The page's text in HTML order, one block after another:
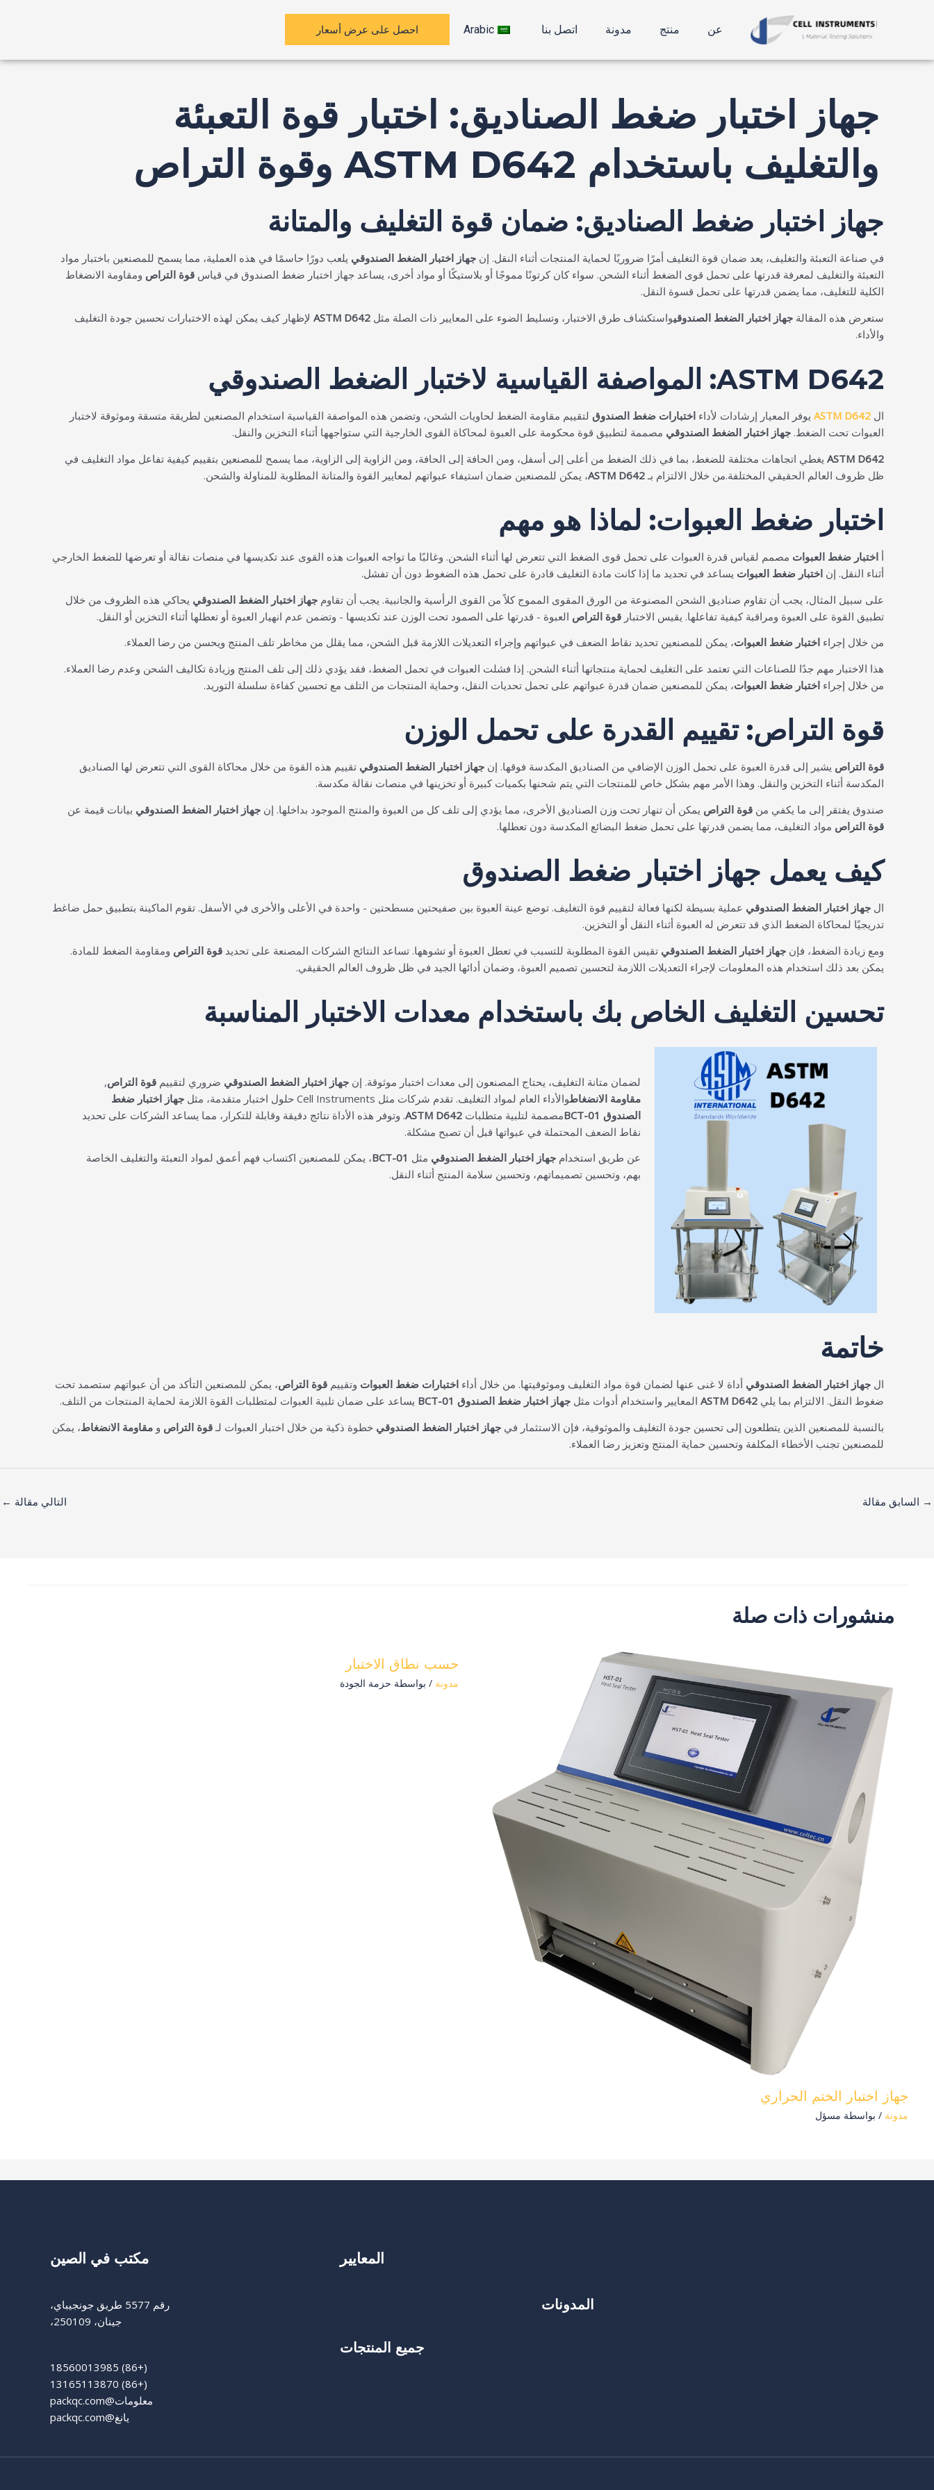
عن منتج مدونة اتصل بنا Arabic احصل على عرض أسعار
جهاز اختبار ضغط الصناديق: اختبار قوة التعبئة
والتغليف باستخدام ASTM D642 وقوة التراص
جهاز اختبار ضغط الصناديق: ضمان قوة التغليف والمتانة
في صناعة التعبئة والتغليف، يعد ضمان قوة التغليف أمرًا ضروريًا لحماية المنتجات أثناء النقل. إن جهاز اختبار الضغط الصندوقي يلعب دورًا حاسمًا في هذه العملية، مما يسمح للمصنعين باختبار مواد
التعبئة والتغليف لمعرفة قدرتها على تحمل قوى الضغط أثناء الشحن. سواء كان كرتونًا مموجًا أو بلاستيكًا أو مواد أخرى، يساعد جهاز اختبار ضغط الصندوق في قياس قوة التراص ومقاومة الانضغاط
الكلية للتغليف، مما يضمن قدرتها على تحمل قسوة النقل.
ستعرض هذه المقالة جهاز اختبار الضغط الصندوقيواستكشاف طرق الاختبار، وتسليط الضوء على المعايير ذات الصلة مثل ASTM D642 لإظهار كيف يمكن لهذه الاختبارات تحسين جودة التغليف
والأداء.
ASTM D642: المواصفة القياسية لاختبار الضغط الصندوقي
ال ASTM D642 يوفر المعيار إرشادات لأداء اختبارات ضغط الصندوق لتقييم مقاومة الضغط لحاويات الشحن، وتضمن هذه المواصفة القياسية استخدام المصنعين لطريقة متسقة وموثوقة لاختبار
العبوات تحت الضغط. جهاز اختبار الضغط الصندوقي مصممة لتطبيق قوة محكومة على العبوة لمحاكاة القوى الخارجية التي ستواجهها أثناء التخزين والنقل.
ASTM D642 يغطي اتجاهات مختلفة للضغط، بما في ذلك الضغط من أعلى إلى أسفل، ومن الحافة إلى الحافة، ومن الزاوية إلى الزاوية، مما يسمح للمصنعين بتقييم كيفية تفاعل مواد التغليف في
ظل ظروف العالم الحقيقي المختلفة.من خلال الالتزام بـ ASTM D642، يمكن للمصنعين ضمان استيفاء عبواتهم لمعايير القوة والمتانة المطلوبة للمناولة والشحن.
اختبار ضغط العبوات: لماذا هو مهم
أ اختبار ضغط العبوات مصمم لقياس قدرة العبوات على تحمل قوى الضغط التي تتعرض لها أثناء الشحن. وغالبًا ما تواجه العبوات هذه القوى عند تكديسها في منصات نقالة أو تعرضها للضغط الخارجي
أثناء النقل. إن اختبار ضغط العبوات يساعد في تحديد ما إذا كانت مادة التغليف قادرة على تحمل هذه الضغوط دون أن تفشل.
على سبيل المثال، يجب أن تقاوم صناديق الشحن المصنوعة من الورق المقوى المموج كلاً من القوى الرأسية والجانبية. يجب أن تقاوم جهاز اختبار الضغط الصندوقي يحاكي هذه الظروف من خلال
تطبيق القوة على العبوة ومراقبة كيفية تفاعلها. يقيس الاختبار قوة التراص العبوة - قدرتها على الصمود تحت الوزن عند تكديسها - وتضمن عدم انهيار العبوة أو تعطلها أثناء التخزين أو النقل.
من خلال إجراء اختبار ضغط العبوات، يمكن للمصنعين تحديد نقاط الضعف في عبواتهم وإجراء التعديلات اللازمة قبل الشحن، مما يقلل من مخاطر تلف المنتج ويحسن من رضا العملاء.
هذا الاختبار مهم جدًا للصناعات التي تعتمد على التغليف لحماية منتجاتها أثناء الشحن. إذا فشلت العبوات في تحمل الضغط، فقد يؤدي ذلك إلى تلف المنتج وزيادة تكاليف الشحن وعدم رضا العملاء.
من خلال إجراء اختبار ضغط العبوات، يمكن للمصنعين ضمان قدرة عبواتهم على تحمل تحديات النقل، وحماية المنتجات من التلف مع تحسين كفاءة سلسلة التوريد.
قوة التراص: تقييم القدرة على تحمل الوزن
قوة التراص يشير إلى قدرة العبوة على تحمل الوزن الإضافي من الصناديق المكدسة فوقها. إن جهاز اختبار الضغط الصندوقي تقييم هذه القوة من خلال محاكاة القوى التي تتعرض لها الصناديق
المكدسة أثناء التخزين والنقل. وهذا الأمر مهم بشكل خاص للمنتجات التي يتم شحنها بكميات كبيرة أو تخزينها في منصات نقالة مكدسة.
صندوق يفتقر إلى ما يكفي من قوة التراص يمكن أن تنهار تحت وزن الصناديق الأخرى، مما يؤدي إلى تلف كل من العبوة والمنتج الموجود بداخلها. إن جهاز اختبار الضغط الصندوقي بيانات قيمة عن
قوة التراص مواد التغليف، مما يضمن قدرتها على تحمل ضغط البضائع المكدسة دون تعطلها.
كيف يعمل جهاز اختبار ضغط الصندوق
ال جهاز اختبار الضغط الصندوقي عملية بسيطة لكنها فعالة لتقييم قوة التغليف. توضع عينة العبوة بين صفيحتين مسطحتين - واحدة في الأعلى والأخرى في الأسفل. تقوم الماكينة بتطبيق حمل ضاغط
تدريجيًا لمحاكاة الضغط الذي قد تتعرض له العبوة أثناء النقل أو التخزين.
ومع زيادة الضغط، فإن جهاز اختبار الضغط الصندوقي تقيس القوة المطلوبة للتسبب في تعطل العبوة أو تشوهها. تساعد النتائج الشركات المصنعة على تحديد قوة التراص ومقاومة الضغط للمادة.
يمكن بعد ذلك استخدام هذه المعلومات لإجراء التعديلات اللازمة لتحسين تصميم العبوة، وضمان أدائها الجيد في ظل ظروف العالم الحقيقي.
تحسين التغليف الخاص بك باستخدام معدات الاختبار المناسبة
لضمان متانة التغليف، يحتاج المصنعون إلى معدات اختبار موثوقة. إن جهاز اختبار الضغط الصندوقي ضروري لتقييم قوة التراص,
مقاومة الانضغاطوالأداء العام لمواد التغليف. تقدم شركات مثل Cell Instruments حلول اختبار متقدمة، مثل
جهاز اختبار ضغط
الصندوق BCT-01
مصممة لتلبية متطلبات ASTM D642. وتوفر هذه الأداة نتائج دقيقة وقابلة للتكرار، مما يساعد الشركات على تحديد
نقاط الضعف المحتملة في عبواتها قبل أن تصبح مشكلة.
عن طريق استخدام جهاز اختبار الضغط الصندوقي مثل BCT-01، يمكن للمصنعين اكتساب فهم أعمق لمواد التعبئة والتغليف الخاصة
بهم، وتحسين تصميماتهم، وتحسين سلامة المنتج أثناء النقل.
خاتمة
ال جهاز اختبار الضغط الصندوقي أداة لا غنى عنها لضمان قوة مواد التغليف وموثوقيتها. من خلال أداء اختبارات ضغط العبوات وتقييم قوة التراص، يمكن للمصنعين التأكد من أن عبواتهم ستصمد تحت
ضغوط النقل. الالتزام بما يلي ASTM D642 المعايير واستخدام أدوات مثل جهاز اختبار ضغط الصندوق BCT-01
يساعد على ضمان تلبية العبوات لمتطلبات القوة اللازمة لحماية المنتجات من التلف.
بالنسبة للمصنعين الذين يتطلعون إلى تحسين جودة التغليف والموثوقية، فإن الاستثمار في جهاز اختبار الضغط الصندوقي خطوة ذكية من خلال اختبار العبوات لـ قوة التراص و مقاومة الانضغاط، يمكن
للمصنعين تجنب الأخطاء المكلفة وتحسين حماية المنتج وتعزيز رضا العملاء.
→ السابق مقالة التالي مقالة ←
منشورات ذات صلة
جهاز اختبار الختم الحراري
مدونة / بواسطة مسؤل
حسب نطاق الاختبار
مدونة / بواسطة حزمة الجودة
المعايير
المدونات
جميع المنتجات
مكتب في الصين
رقم 5577 طريق جونجيباي،
جينان، 250109،
(+86) 18560013985
(+86) 13165113870
معلومات@packqc.com
يانغ@packqc.com